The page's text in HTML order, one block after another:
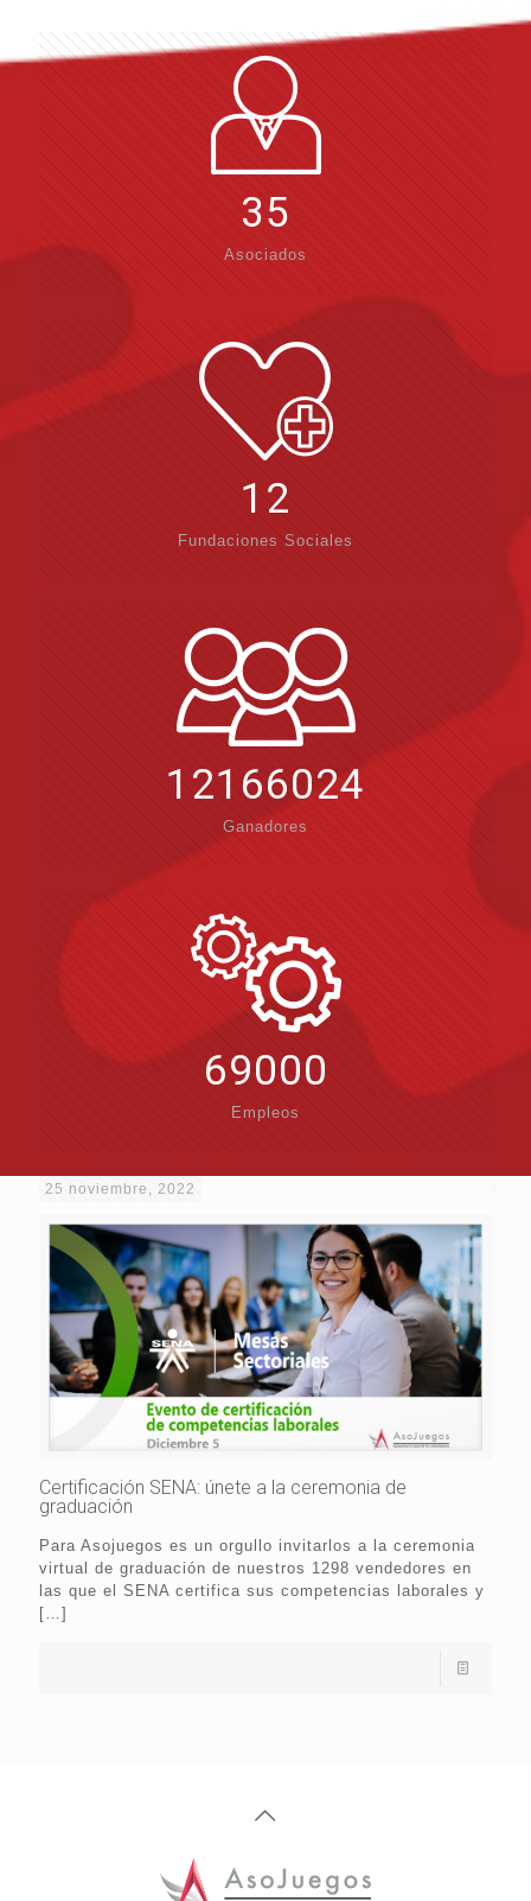
35
Asociados
12
Fundaciones Sociales
12166024
Ganadores
69000
Empleos
25 noviembre, 2022
Certificación SENA: únete a la ceremonia de
graduación
Para Asojuegos es un orgullo invitarlos a la ceremonia
virtual de graduación de nuestros 1298 vendedores en
las que el SENA certifica sus competencias laborales y
[…]